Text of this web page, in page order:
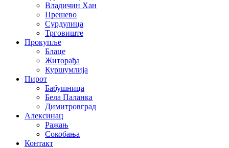
Владичин Хан
Прешево
Сурдулица
Трговиште
Прокупље
Блаце
Житорађа
Куршумлија
Пирот
Бабушница
Бела Паланка
Димитровград
Алексинац
Ражањ
Сокобања
Контакт